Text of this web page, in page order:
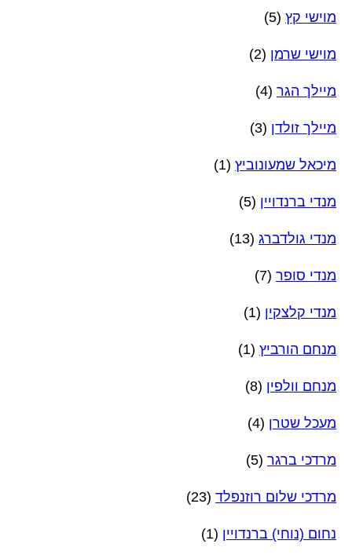
מוישי קץ (5)
מוישי שרמן (2)
מיילך הגר (4)
מיילך זולדן (3)
מיכאל שמעונוביץ (1)
מנדי ברנדויין (5)
מנדי גולדברג (13)
מנדי סופר (7)
מנדי קלצקין (1)
מנחם הורביץ (1)
מנחם וולפין (8)
מעכל שטרן (4)
מרדכי ברגר (5)
מרדכי שלום רוזנפלד (23)
נחום (נוחי) ברנדויין (1)